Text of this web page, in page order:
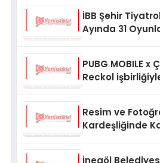
İBB Şehir
Ayında 31
PUBG MOBILE x
Reckol
Resim ve
Kardeşliğinde